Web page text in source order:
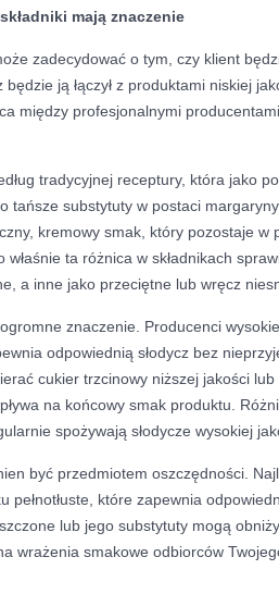
mają znaczenie
zadecydować o tym, czy klient
ją łączył z produktami niskiej
między profesjonalnymi
tradycyjnej receptury, która jako
tańsze substytuty w postaci
kremowy smak, który pozostaje w
właśnie ta różnica w składnikach
a inne jako przeciętne lub wręcz
znaczenie. Producenci
odpowiednią słodycz bez
cukier trzcinowy niższej jakości lub
na końcowy smak produktu.
spożywają słodycze wysokiej
być przedmiotem oszczędności.
które zapewnia
lub jego substytuty mogą
wrażenia smakowe odbiorców